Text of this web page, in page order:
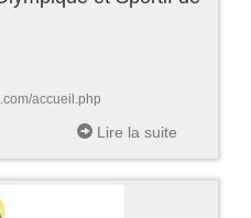
accueil.php
Lire la suite